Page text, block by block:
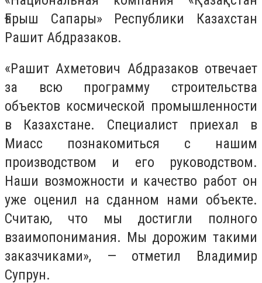
Ғарыш Сапары» Республики Казахстан
Рашит Абдразаков.
«Рашит Ахметович Абдразаков отвечает
за всю программу строительства
объектов космической промышленности
в Казахстане. Специалист приехал в
Миасс познакомиться с нашим
производством и его руководством.
Наши возможности и качество работ он
уже оценил на сданном нами объекте.
Считаю, что мы достигли полного
взаимопонимания. Мы дорожим такими
заказчиками», — отметил Владимир
Супрун.